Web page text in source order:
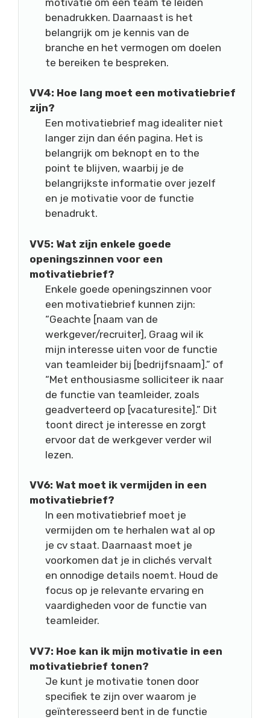
benadrukken. Daarnaast is het
belangrijk om je kennis van de
branche en het vermogen om doelen
te bereiken te bespreken.
VV4: Hoe lang moet een motivatiebrief
zijn?
Een motivatiebrief mag idealiter niet
langer zijn dan één pagina. Het is
belangrijk om beknopt en to the
point te blijven, waarbij je de
belangrijkste informatie over jezelf
en je motivatie voor de functie
benadrukt.
VV5: Wat zijn enkele goede
openingszinnen voor een
motivatiebrief?
Enkele goede openingszinnen voor
een motivatiebrief kunnen zijn:
“Geachte [naam van de
werkgever/recruiter], Graag wil ik
mijn interesse uiten voor de functie
van teamleider bij [bedrijfsnaam].” of
“Met enthousiasme solliciteer ik naar
de functie van teamleider, zoals
geadverteerd op [vacaturesite].” Dit
toont direct je interesse en zorgt
ervoor dat de werkgever verder wil
lezen.
VV6: Wat moet ik vermijden in een
motivatiebrief?
In een motivatiebrief moet je
vermijden om te herhalen wat al op
je cv staat. Daarnaast moet je
voorkomen dat je in clichés vervalt
en onnodige details noemt. Houd de
focus op je relevante ervaring en
vaardigheden voor de functie van
teamleider.
VV7: Hoe kan ik mijn motivatie in een
motivatiebrief tonen?
Je kunt je motivatie tonen door
specifiek te zijn over waarom je
geïnteresseerd bent in de functie